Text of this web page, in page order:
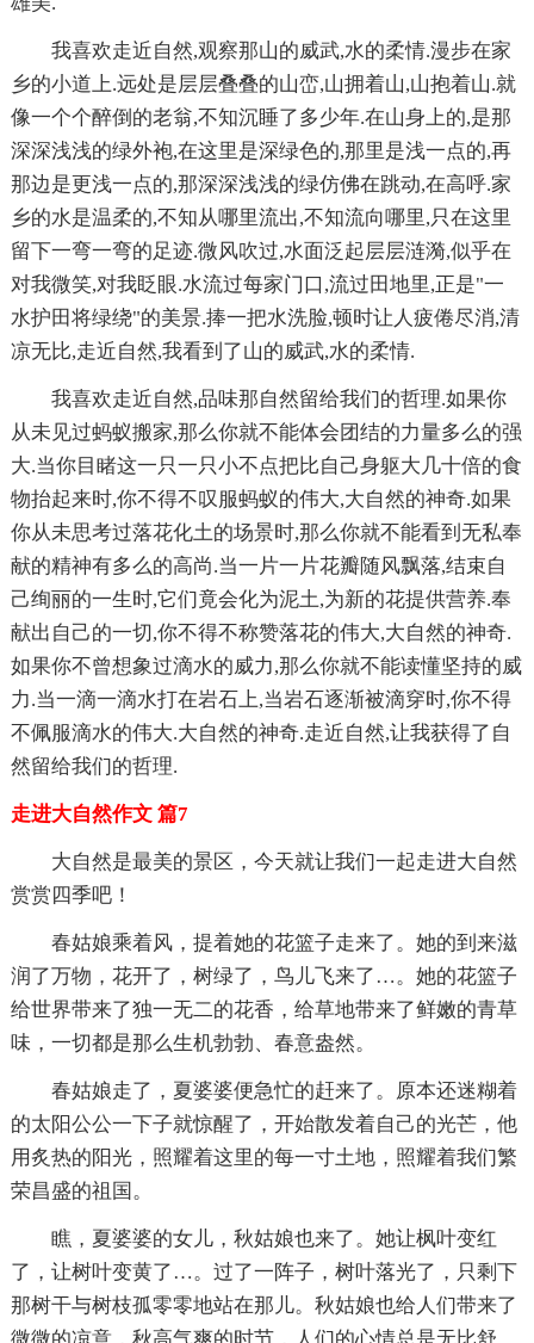
我喜欢走近自然,观察那山的威武,水的柔情.漫步在家
乡的小道上.远处是层层叠叠的山峦,山拥着山,山抱着山.就
像一个个醉倒的老翁,不知沉睡了多少年.在山身上的,是那
深深浅浅的绿外袍,在这里是深绿色的,那里是浅一点的,再
那边是更浅一点的,那深深浅浅的绿仿佛在跳动,在高呼.家
乡的水是温柔的,不知从哪里流出,不知流向哪里,只在这里
留下一弯一弯的足迹.微风吹过,水面泛起层层涟漪,似乎在
对我微笑,对我眨眼.水流过每家门口,流过田地里,正是"一
水护田将绿绕"的美景.捧一把水洗脸,顿时让人疲倦尽消,清
凉无比,走近自然,我看到了山的威武,水的柔情.
我喜欢走近自然,品味那自然留给我们的哲理.如果你
从未见过蚂蚁搬家,那么你就不能体会团结的力量多么的强
大.当你目睹这一只一只小不点把比自己身躯大几十倍的食
物抬起来时,你不得不叹服蚂蚁的伟大,大自然的神奇.如果
你从未思考过落花化土的场景时,那么你就不能看到无私奉
献的精神有多么的高尚.当一片一片花瓣随风飘落,结束自
己绚丽的一生时,它们竟会化为泥土,为新的花提供营养.奉
献出自己的一切,你不得不称赞落花的伟大,大自然的神奇.
如果你不曾想象过滴水的威力,那么你就不能读懂坚持的威
力.当一滴一滴水打在岩石上,当岩石逐渐被滴穿时,你不得
不佩服滴水的伟大.大自然的神奇.走近自然,让我获得了自
然留给我们的哲理.
走进大自然作文 篇7
大自然是最美的景区，今天就让我们一起走进大自然
赏赏四季吧！
春姑娘乘着风，提着她的花篮子走来了。她的到来滋
润了万物，花开了，树绿了，鸟儿飞来了…。她的花篮子
给世界带来了独一无二的花香，给草地带来了鲜嫩的青草
味，一切都是那么生机勃勃、春意盎然。
春姑娘走了，夏婆婆便急忙的赶来了。原本还迷糊着
的太阳公公一下子就惊醒了，开始散发着自己的光芒，他
用炙热的阳光，照耀着这里的每一寸土地，照耀着我们繁
荣昌盛的祖国。
瞧，夏婆婆的女儿，秋姑娘也来了。她让枫叶变红
了，让树叶变黄了…。过了一阵子，树叶落光了，只剩下
那树干与树枝孤零零地站在那儿。秋姑娘也给人们带来了
微微的凉意，秋高气爽的时节，人们的心情总是无比舒